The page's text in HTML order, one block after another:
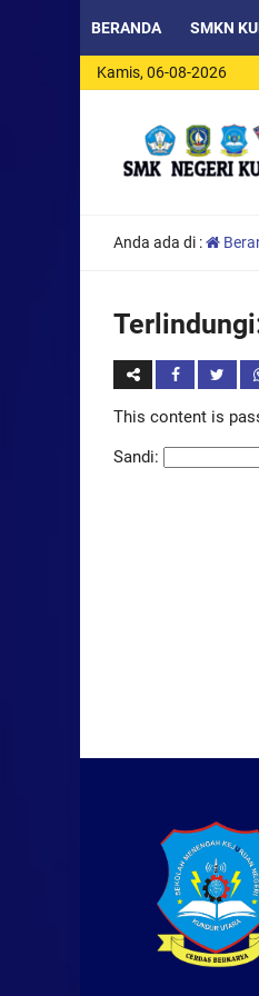
BERANDA SMKN
Kamis, 06-08-2026
Anda ada di :
This content is
Sandi: